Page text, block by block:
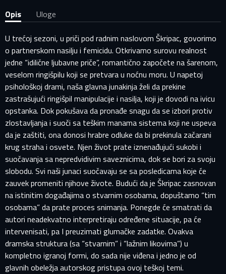
PRIJAVITE SE NA SVOJ PROFIL
Opis
Uloge
U trećoj sezoni, u priči pod radnim naslovom Škripac, govorimo
o partnerskom nasilju i femicidu. Otkrivamo surovu realnost
jedne “idilične ljubavne priče”, romantično započete na šarenom,
veselom ringišpilu koji se pretvara u noćnu moru. U napetoj
psihološkoj drami, naša glavna junakinja želi da prekine
zastrašujući ringišpil manipulacije i nasilja, koji je dovodi na ivicu
opstanka. Dok pokušava da pronađe snagu da se izbori protiv
zlostavljanja i suoči sa teškim manama sistema koji ne uspeva
da je zaštiti, ona donosi hrabre odluke da bi prekinula začarani
krug straha i osvete. Njen život prate iznenađujući sukobi i
suočavanja sa nepredvidivim saveznicima, dok se bori za svoju
slobodu. Svi naši junaci suočavaju se sa posledicama koje će
zauvek promeniti njihove živote. Budući da je Škripac zasnovan
na istinitim događajima o stvarnim osobama, dopuštamo “tim
osobama” da prate proces snimanja. Ponegde će smatrati da
autori neadekvatno interpretiraju određene situacije, pa će
intervenisati, pa I preuzimati glumačke zadatke. Ovakva
dramska struktura (sa “stvarnim” i “lažnim likovima”) u
kompletno igranoj formi, do sada nije viđena i jedno je od
glavnih obeležja autorskog pristupa ovoj teškoj temi.